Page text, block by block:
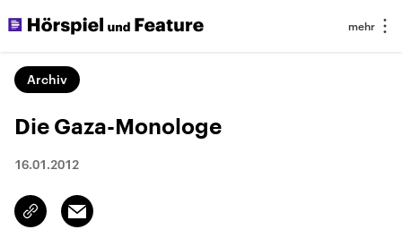
Archiv
Die Gaza-Monologe
16.01.2012
Link
kopieren/teilen
Email